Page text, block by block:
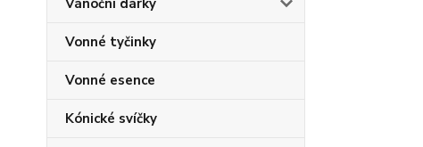
Vánoční dárky
Vonné tyčinky
Vonné esence
Kónické svíčky